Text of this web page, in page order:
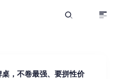
，不卷最强、要拼性价